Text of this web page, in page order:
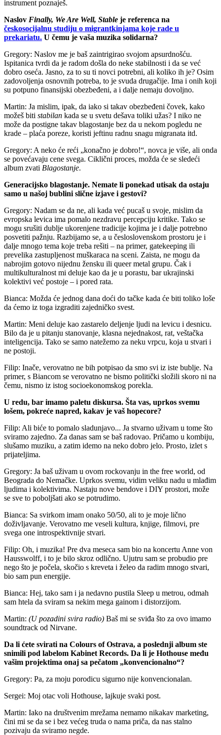
instrument poznaješ.
Naslov Finally, We Are Well, Stable je referenca na
českosocijalnu studiju o migrantkinjama koje rade u
prekariatu. U čemu je vaša muzika solidarna?
Gregory: Naslov me je baš zaintrigirao svojom apsurdnošću.
Ispitanica tvrdi da je radom došla do neke stabilnosti i da se već
dobro oseća. Jasno, za to su ti novci potrebni, ali koliko ih je? Osim
zadovoljenja osnovnih potreba, to je svuda drugačije. Ima i onih koji
su potpuno finansijski obezbeđeni, a i dalje nemaju dovoljno.
Martin: Ja mislim, ipak, da iako si takav obezbeđeni čovek, kako
možeš biti stabilan kada se u svetu dešava toliki užas? I niko ne
može da postigne takav blagostanje bez da u nekom pogledu ne
krade – plaća poreze, koristi jeftinu radnu snagu migranata itd.
Gregory: A neko će reći „konačno je dobro!“, novca je više, ali onda
se povećavaju cene svega. Ciklični proces, možda će se sledeći
album zvati Blagostanje.
Generacijsko blagostanje. Nemate li ponekad utisak da ostaju
samo u našoj bublini slične izjave i gestovi?
Gregory: Nadam se da ne, ali kada već pucaš u svoje, mislim da
evropska levica ima pomalo nezdravu percepciju kritike. Tako se
mogu srušiti dublje ukorenjene tradicije kojima je i dalje potrebno
posvetiti pažnju. Razbijamo se, a u česloslovenskom prostoru je i
dalje mnogo tema koje treba rešiti – na primer, gatekeeping ili
prevelika zastupljenost muškaraca na sceni. Zaista, ne mogu da
nabrojim gotovo nijednu žensku ili queer metal grupu. Čak i
multikulturalnost mi deluje kao da je u porastu, bar ukrajinski
kolektivi već postoje – i pored rata.
Bianca: Možda će jednog dana doći do tačke kada će biti toliko loše
da ćemo iz toga izgraditi zajedničko svest.
Martin: Meni deluje kao zastarelo deljenje ljudi na levicu i desnicu.
Bilo da je u pitanju stanovanje, klasna nejednakost, rat, veštačka
inteligencija. Tako se samo natežemo za neku vrpcu, koja u stvari i
ne postoji.
Filip: Inače, verovatno ne bih potpisao da smo svi iz iste bublje. Na
primer, s Biancom se verovatno ne bismo politički složili skoro ni na
čemu, nismo iz istog socioekonomskog porekla.
U redu, bar imamo paletu diskursa. Šta vas, uprkos svemu
lošem, pokreće napred, kakav je vaš hopecore?
Filip: Ali biće to pomalo sladunjavo... Ja stvarno uživam u tome što
sviramo zajedno. Za danas sam se baš radovao. Pričamo u kombiju,
slušamo muziku, a zatim idemo na neko dobro jelo. Prosto, izlet s
prijateljima.
Gregory: Ja baš uživam u ovom rockovanju in the free world, od
Beograda do Nemačke. Uprkos svemu, vidim veliku nadu u mlađim
ljudima i kolektivima. Nastaju nove bendove i DIY prostori, može
se sve to poboljšati ako se potrudimo.
Bianca: Sa svirkom imam onako 50/50, ali to je moje lično
doživljavanje. Verovatno me veseli kultura, knjige, filmovi, pre
svega one introspektivnije stvari.
Filip: Oh, i muzika! Pre dva meseca sam bio na koncertu Anne von
Hausswolff, i to je bilo skroz odlično. Ujutru sam se probudio pre
nego što je počela, skočio s kreveta i želeo da radim mnogo stvari,
bio sam pun energije.
Bianca: Hej, tako sam i ja nedavno pustila Sleep u metrou, odmah
sam htela da sviram sa nekim mega gainom i distorzijom.
Martin: (U pozadini svira radio) Baš mi se sviđa što za ovo imamo
soundtrack od Nirvane.
Da li ćete svirati na Colours of Ostrava, a poslednji album ste
snimili pod labelom Kabinet Records. Da li je Hothouse među
vašim projektima onaj sa pečatom „konvencionalno“?
Gregory: Pa, za moju porodicu sigurno nije konvencionalan.
Sergei: Moj otac voli Hothouse, lajkuje svaki post.
Martin: Iako na društvenim mrežama nemamo nikakav marketing,
čini mi se da se i bez većeg truda o nama priča, da nas stalno
pozivaju da sviramo negde.